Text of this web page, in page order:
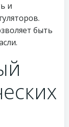
и
быть